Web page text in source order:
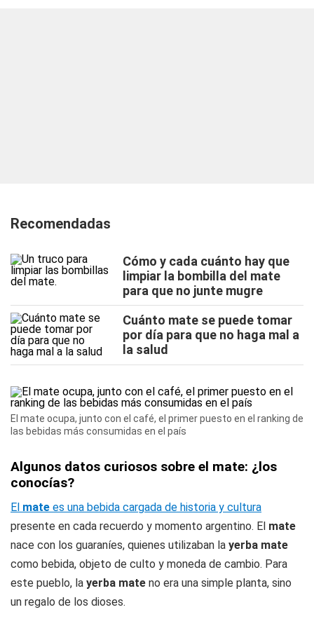
Recomendadas
Cómo y cada cuánto hay que
limpiar la bombilla del mate
para que no junte mugre
Cuánto mate se puede tomar
por día para que no haga mal a
la salud
El mate ocupa, junto con el café, el primer puesto en el ranking de
las bebidas más consumidas en el país
Algunos datos curiosos sobre el mate: ¿los
conocías?
El mate es una bebida cargada de historia y cultura
presente en cada recuerdo y momento argentino. El mate
nace con los guaraníes, quienes utilizaban la yerba mate
como bebida, objeto de culto y moneda de cambio. Para
este pueblo, la yerba mate no era una simple planta, sino
un regalo de los dioses.